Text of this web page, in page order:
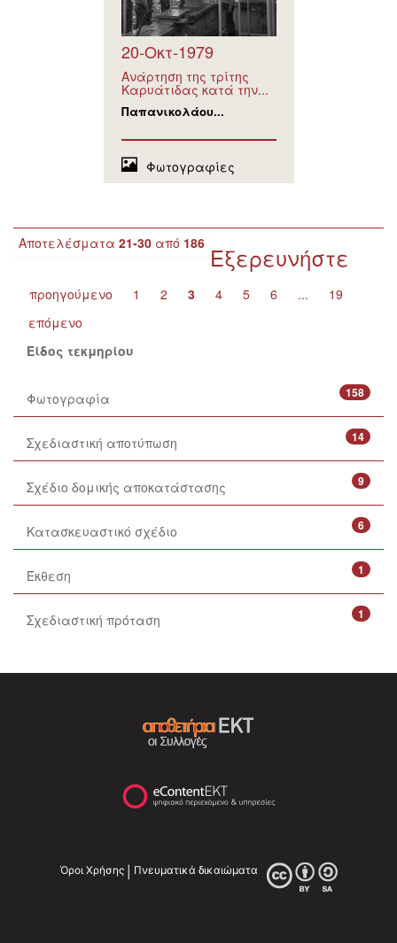
20-Οκτ-1979
Ανάρτηση της τρίτης
Καρυάτιδας κατά την...
Παπανικολάου...
Φωτογραφίες
Αποτελέσματα 21-30 από 186
προηγούμενο 1 2 3 4 5 6 ...
19
επόμενο
Εξερευνήστε
Είδος τεκμηρίου
158
Φωτογραφία
14
Σχεδιαστική αποτύπωση
9
Σχέδιο δομικής αποκατάστασης
6
Κατασκευαστικό σχέδιο
1
Έκθεση
1
Σχεδιαστική πρόταση